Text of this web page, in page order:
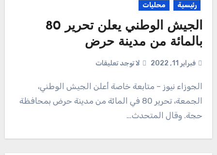
رئيسية محليات
الجيش الوطني يعلن تحرير 80
بالمائة من مدينة حرض
فبراير 11, 2022 لا توجد تعليقات
الجوزاء نيوز – متابعة خاصة أعلن الجيش الوطني،
الجمعة، تحرير 80 في المائة من مدينة حرض بمحافظة
حجة. وقال المتحدث…